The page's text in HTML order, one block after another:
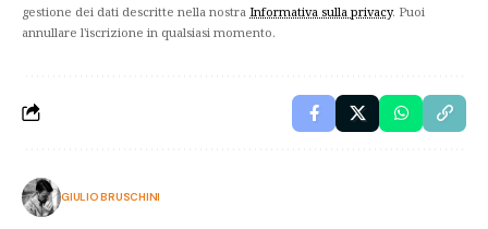
gestione dei dati descritte nella nostra Informativa sulla privacy. Puoi
annullare l'iscrizione in qualsiasi momento.
GIULIO BRUSCHINI